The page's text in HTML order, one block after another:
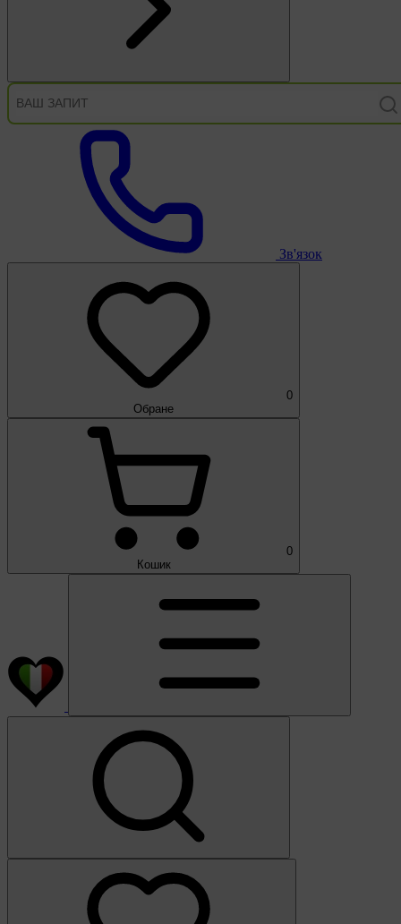
Зв'язок
0
Обране
0
Кошик